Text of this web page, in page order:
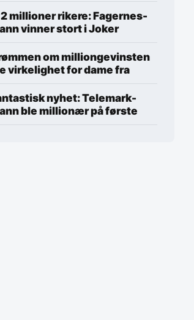
millioner rikere: Fagernes-
vinner stort i Joker
om milliongevinsten
virkelighet for dame fra
nyhet: Telemark-
ble millionær på første